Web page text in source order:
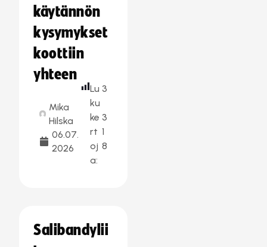
käytännön
kysymykset
koottiin
yhteen
Mika
Hilska
06.07.
2026
Lu
ku
ke
rt
oj
a:
3
3
1
8
Salibandylii